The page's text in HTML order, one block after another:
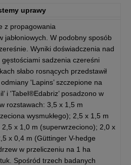
uprawy
z propagowania
jabłoniowych. W podobny sposób
Wyniki doświadczenia nad
sadzenia czereśni
słabo rosnących przedstawił
'Lapins’ szczepione na
i 'Tabel®Edabriz’ posadzono w
rozstawach: 3,5 x 1,5 m
wysmukłego); 2,5 x 1,5 m
x 1,0 m (superwrzeciono); 2,0 x
x 0,4 m (Güttinger V-hedge
w przeliczeniu na 1 ha
Spośród trzech badanych